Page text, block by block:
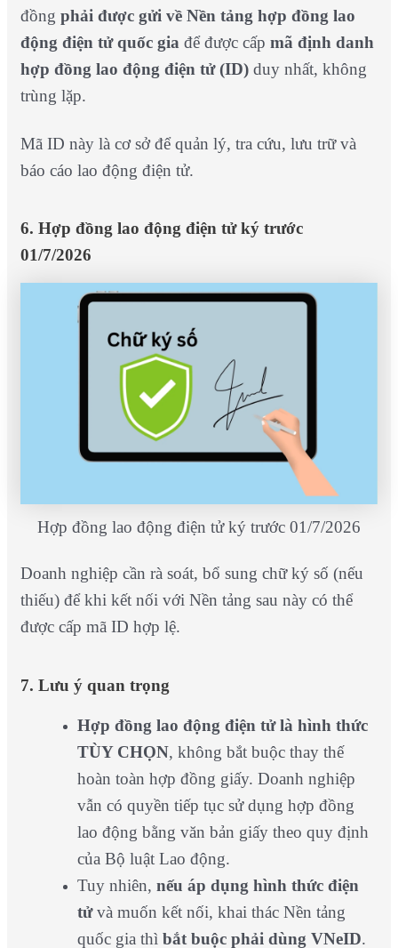
đồng phải được gửi về Nền tảng hợp đồng lao
động điện tử quốc giađể được cấp mã định danh
hợp đồng lao động điện tử (ID)duy nhất, không
trùng lặp.
Mã ID này là cơ sở để quản lý, tra cứu, lưu trữ và
báo cáo lao động điện tử.
6. Hợp đồng lao động điện tử ký trước
01/7/2026
Hợp đồng lao động điện tử ký trước 01/7/2026
Doanh nghiệp cần rà soát, bổ sung chữ ký số (nếu
thiếu) để khi kết nối với Nền tảng sau này có thể
được cấp mã ID hợp lệ.
7. Lưu ý quan trọng
Hợp đồng lao động điện tử là hình thức
TÙY CHỌN, không bắt buộc thay thế
hoàn toàn hợp đồng giấy. Doanh nghiệp
vẫn có quyền tiếp tục sử dụng hợp đồng
lao động bằng văn bản giấy theo quy định
của Bộ luật Lao động.
Tuy nhiên, nếu áp dụng hình thức điện
tửvà muốn kết nối, khai thác Nền tảng
quốc gia thì bắt buộc phải dùng VNeID.